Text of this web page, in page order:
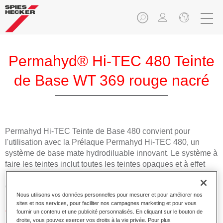
Permahyd® Hi-TEC 480 Teinte
de Base WT 369 rouge nacré
Permahyd Hi-TEC Teinte de Base 480 convient pour
l'utilisation avec la Prélaque Permahyd Hi-TEC 480, un
système de base mate hydrodiluable innovant. Le système à
faire les teintes inclut toutes les teintes opaques et à effet
nécessaires pour la réparation carrosserie de haute qualité
des voitures de tourisme.
Caractéristiques du produit
Nous utilisons vos données personnelles pour mesurer et pour améliorer nos
sites et nos services, pour faciliter nos campagnes marketing et pour vous
fournir un contenu et une publicité personnalisés. En cliquant sur le bouton de
droite, vous pouvez exercer vos droits à la vie privée. Pour plus